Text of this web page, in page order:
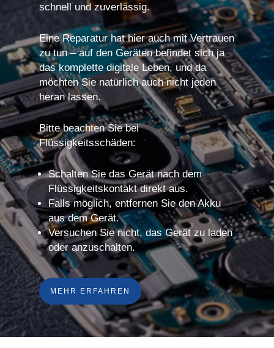
schnell und zuverlässig.
Eine Reparatur hat hier auch mit Vertrauen
zu tun – auf den Geräten befindet sich ja
das komplette digitale Leben, und da
möchten Sie natürlich auch nicht jeden
heran lassen.
Bitte beachten Sie bei
Flüssigkeitsschäden:
Schalten Sie das Gerät nach dem
Flüssigkeitskontakt direkt aus.
Falls möglich, entfernen Sie den Akku
aus dem Gerät.
Versuchen Sie nicht, das Gerät zu laden
oder anzuschalten.
MEHR ERFAHREN